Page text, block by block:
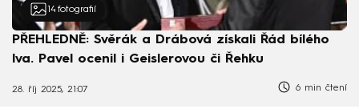
14 fotografií
PŘEHLEDNĚ: Svěrák a Drábová získali Řád bílého
lva. Pavel ocenil i Geislerovou či Řehku
28. říj 2025, 21:07 6 min čtení